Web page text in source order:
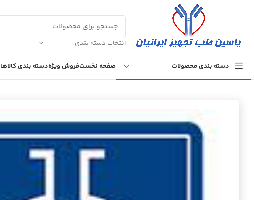
انتخاب دسته بندی
دسته بندی محصولات صفحه نخستفروش ویژهدسته بندی کالاها